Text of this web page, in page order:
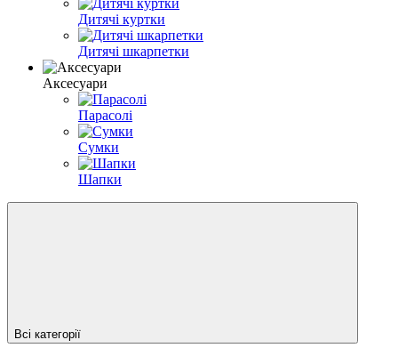
Дитячі куртки
Дитячі шкарпетки
Аксесуари
Парасолі
Сумки
Шапки
Всі категорії